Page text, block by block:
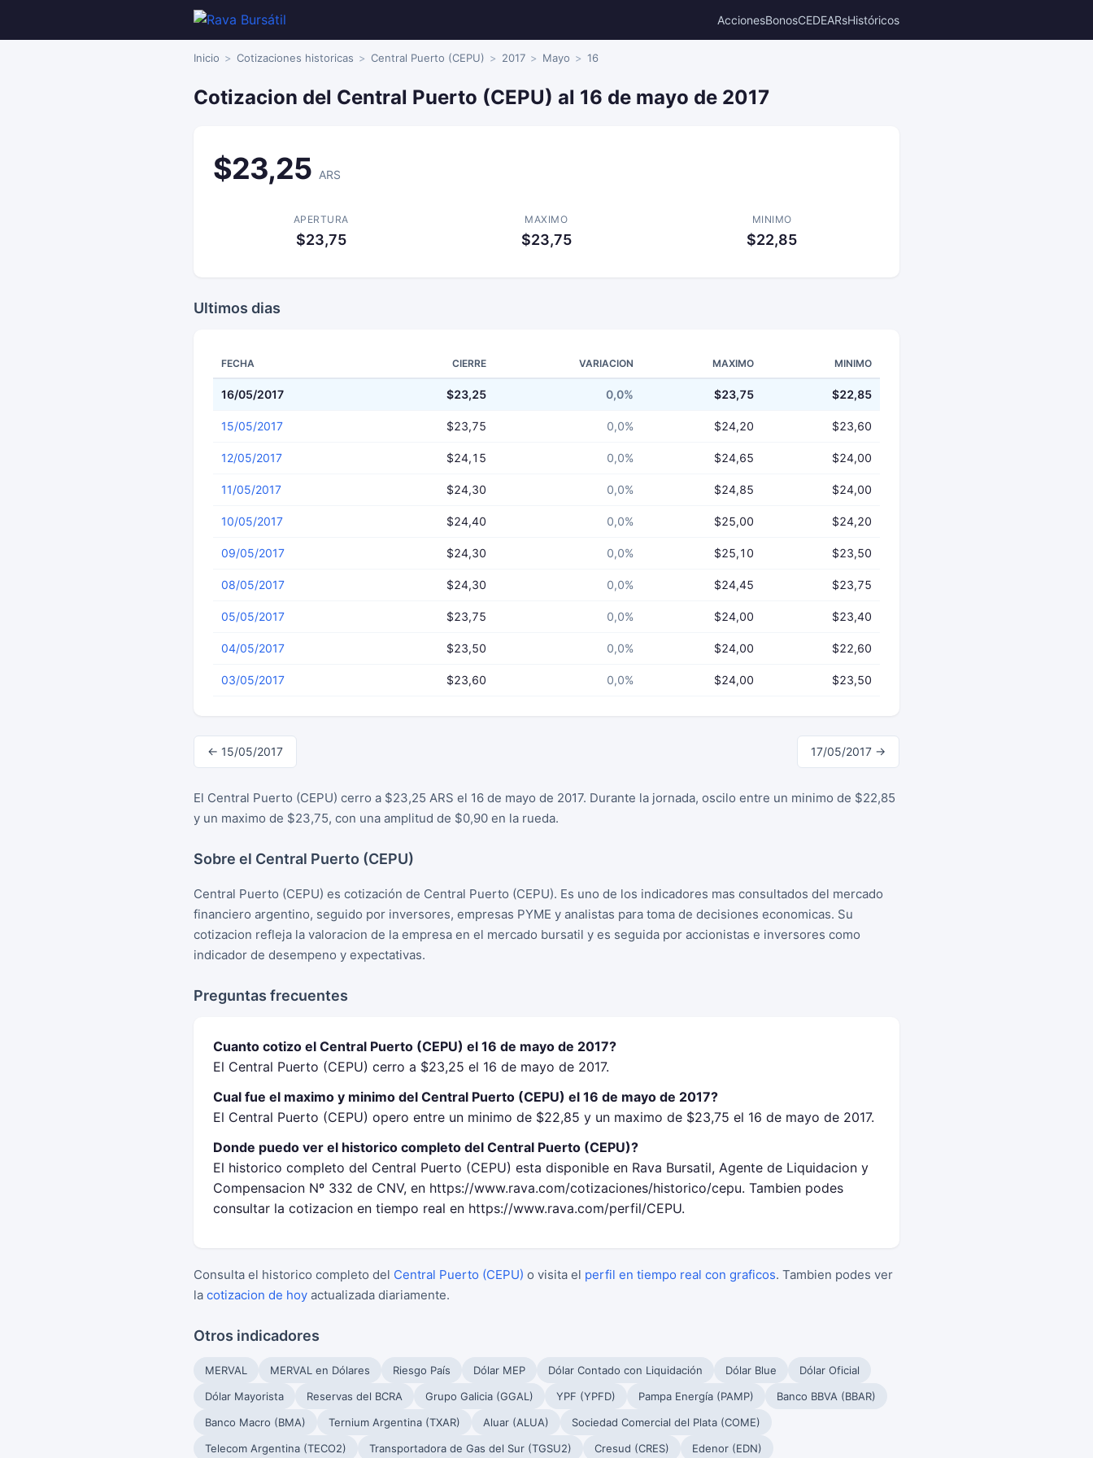
AccionesBonosCEDEARsHistóricos
Inicio Cotizaciones historicas Central Puerto (CEPU) 2017 Mayo 16
Cotizacion del Central Puerto (CEPU) al 16 de mayo de 2017
$23,25 ARS
APERTURA
$23,75
MAXIMO
$23,75
MINIMO
$22,85
Ultimos dias
FECHA CIERRE VARIACION MAXIMO MINIMO
16/05/2017 $23,25 0,0% $23,75 $22,85
15/05/2017 $23,75 0,0% $24,20 $23,60
12/05/2017 $24,15 0,0% $24,65 $24,00
11/05/2017 $24,30 0,0% $24,85 $24,00
10/05/2017 $24,40 0,0% $25,00 $24,20
09/05/2017 $24,30 0,0% $25,10 $23,50
08/05/2017 $24,30 0,0% $24,45 $23,75
05/05/2017 $23,75 0,0% $24,00 $23,40
04/05/2017 $23,50 0,0% $24,00 $22,60
03/05/2017 $23,60 0,0% $24,00 $23,50
← 15/05/2017 17/05/2017 →
El Central Puerto (CEPU) cerro a $23,25 ARS el 16 de mayo de 2017. Durante la jornada, oscilo entre un minimo de $22,85
y un maximo de $23,75, con una amplitud de $0,90 en la rueda.
Sobre el Central Puerto (CEPU)
Central Puerto (CEPU) es cotización de Central Puerto (CEPU). Es uno de los indicadores mas consultados del mercado
financiero argentino, seguido por inversores, empresas PYME y analistas para toma de decisiones economicas. Su
cotizacion refleja la valoracion de la empresa en el mercado bursatil y es seguida por accionistas e inversores como
indicador de desempeno y expectativas.
Preguntas frecuentes
Cuanto cotizo el Central Puerto (CEPU) el 16 de mayo de 2017?
El Central Puerto (CEPU) cerro a $23,25 el 16 de mayo de 2017.
Cual fue el maximo y minimo del Central Puerto (CEPU) el 16 de mayo de 2017?
El Central Puerto (CEPU) opero entre un minimo de $22,85 y un maximo de $23,75 el 16 de mayo de 2017.
Donde puedo ver el historico completo del Central Puerto (CEPU)?
El historico completo del Central Puerto (CEPU) esta disponible en Rava Bursatil, Agente de Liquidacion y
Compensacion Nº 332 de CNV, en https://www.rava.com/cotizaciones/historico/cepu. Tambien podes
consultar la cotizacion en tiempo real en https://www.rava.com/perfil/CEPU.
Consulta el historico completo del Central Puerto (CEPU) o visita el perfil en tiempo real con graficos. Tambien podes ver
la cotizacion de hoy actualizada diariamente.
Otros indicadores
MERVAL MERVAL en Dólares Riesgo País Dólar MEP Dólar Contado con Liquidación Dólar Blue
Dólar Oficial
Dólar Mayorista
Reservas del BCRA Grupo Galicia (GGAL) YPF (YPFD) Pampa Energía (PAMP)
Banco BBVA (BBAR)
Banco Macro (BMA)
Ternium Argentina (TXAR) Aluar (ALUA)
Sociedad Comercial del Plata (COME)
Telecom Argentina (TECO2)
Transportadora de Gas del Sur (TGSU2) Cresud (CRES) Edenor (EDN)